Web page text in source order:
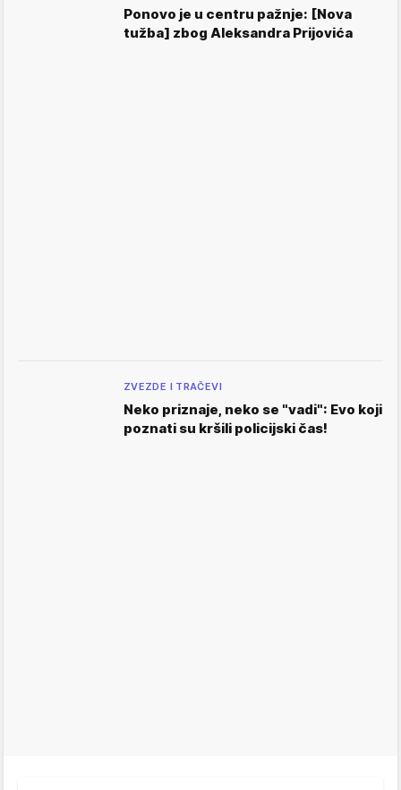
Ponovo je u centru pažnje: [Nova
tužba] zbog Aleksandra Prijovića
ZVEZDE I TRAČEVI
Neko priznaje, neko se "vadi": Evo koji
poznati su kršili policijski čas!